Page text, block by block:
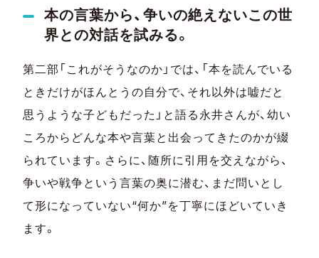
本の言葉から、争いの絶えないこの世
界との対話を試みる。
第二部「これがそうなのか」では、「本を読んでいる
ときだけがほんとうの自分で、それ以外は嘘だと
思うような子どもだった」と語る永井さんが、幼い
ころからどんな本や言葉と出会ってきたのかが綴
られています。さらに、随所に引用を交えながら、
争いや戦争という言葉の奥に潜む、まだ問いとし
て形になっていない“何か”を丁寧にほどいていき
ます。